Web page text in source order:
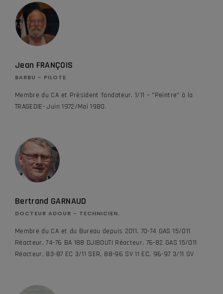
Jean FRANÇOIS
BARBU - PILOTE
Membre du CA et Président fondateur. 1/11 – "Peintre" à la
TRAGEDIE- Juin 1972/Mai 1980.
Bertrand GARNAUD
DOCTEUR ADOUR - TECHNICIEN.
Membre du CA et du Bureau depuis 2011. 70-74 GAS 15/011
Réacteur, 74-76 BA 188 DJIBOUTI Réacteur, 76-82 GAS 15/011
Réacteur, 83-87 EC 3/11 SER, 88-96 SV 11 EC, 96-97 3/11 SV